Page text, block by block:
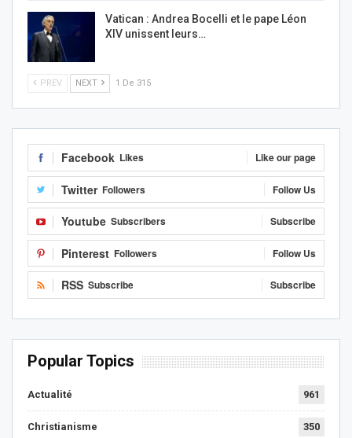
Vatican : Andrea Bocelli et le pape Léon
XIV unissent leurs…
PREV NEXT 1 De 315
Facebook Likes Like our page
Twitter Followers Follow Us
Youtube Subscribers Subscribe
Pinterest Followers Follow Us
RSS Subscribe Subscribe
Popular Topics
Actualité 961
Christianisme 350